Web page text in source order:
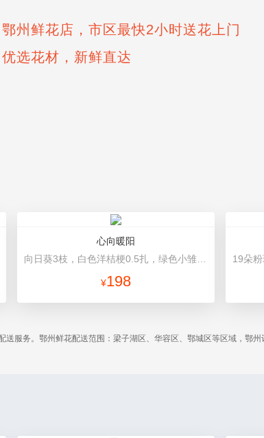
鄂州鲜花店，市区最快2小时送花上门
优选花材，新鲜直达
心向暖阳
¥198
服务。鄂州鲜花配送范围：梁子湖区、华容区、鄂城区等区域，鄂